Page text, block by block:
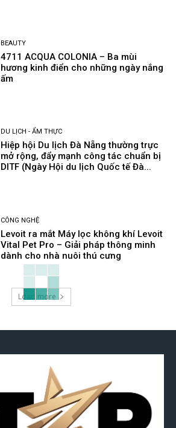
BEAUTY
4711 ACQUA COLONIA – Ba mùi
hương kinh điển cho những ngày nắng
ấm
DU LỊCH - ẨM THỰC
Hiệp hội Du lịch Đà Nẵng thường trực
mở rộng, đẩy mạnh công tác chuẩn bị
DITF (Ngày Hội du lịch Quốc tế Đà...
CÔNG NGHỆ
Levoit ra mắt Máy lọc không khí Levoit
Vital Pet Pro – Giải pháp thông minh
dành cho nhà nuôi thú cưng
Load more